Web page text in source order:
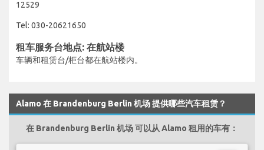
12529
Tel: 030-20621650
租车服务台地点: 在航站楼
车辆和租赁台/柜台都在航站楼内。
Alamo 在 Brandenburg Berlin 机场 提供哪些汽车租赁？
在 Brandenburg Berlin 机场 可以从 Alamo 租用的车有：